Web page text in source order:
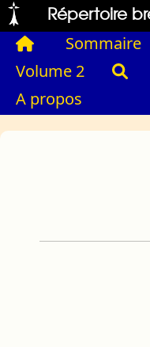
Répertoire
Sommaire
Volume 2
A propos